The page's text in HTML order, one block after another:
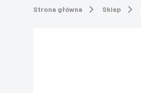
Strona główna Sklep